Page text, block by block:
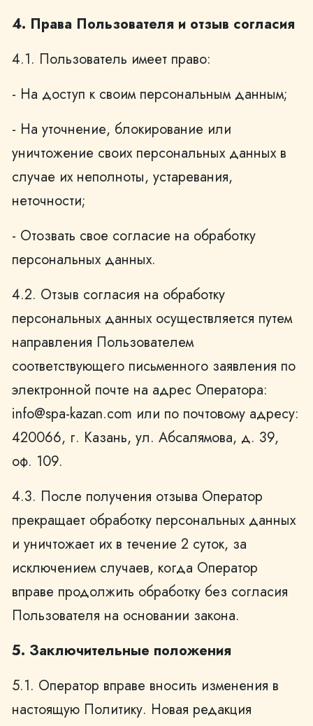
4. Права Пользователя и отзыв согласия
4.1. Пользователь имеет право:
- На доступ к своим персональным данным;
- На уточнение, блокирование или
уничтожение своих персональных данных в
случае их неполноты, устаревания,
неточности;
- Отозвать свое согласие на обработку
персональных данных.
4.2. Отзыв согласия на обработку
персональных данных осуществляется путем
направления Пользователем
соответствующего письменного заявления по
электронной почте на адрес Оператора:
info@spa-kazan.com или по почтовому адресу:
420066, г. Казань, ул. Абсалямова, д. 39,
оф. 109.
4.3. После получения отзыва Оператор
прекращает обработку персональных данных
и уничтожает их в течение 2 суток, за
исключением случаев, когда Оператор
вправе продолжить обработку без согласия
Пользователя на основании закона.
5. Заключительные положения
5.1. Оператор вправе вносить изменения в
настоящую Политику. Новая редакция